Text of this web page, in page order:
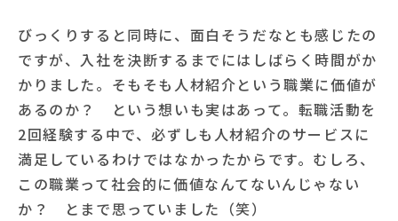
びっくりすると同時に、面白そうだなとも感じたの
ですが、入社を決断するまでにはしばらく時間がか
かりました。そもそも人材紹介という職業に価値が
あるのか？ という想いも実はあって。転職活動を
2回経験する中で、必ずしも人材紹介のサービスに
満足しているわけではなかったからです。むしろ、
この職業って社会的に価値なんてないんじゃない
か？ とまで思っていました（笑）